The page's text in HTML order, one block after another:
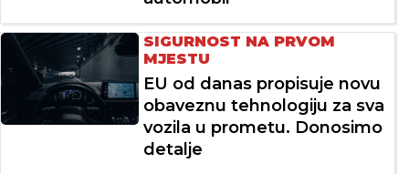
SIGURNOST NA PRVOM
MJESTU
EU od danas propisuje novu
obaveznu tehnologiju za sva
vozila u prometu. Donosimo
detalje